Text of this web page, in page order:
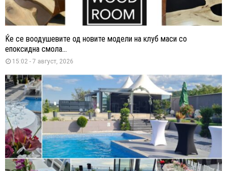
Ќе се воодушевите од новите модели на клуб маси со
епоксидна смола...
15:02 - 7 август, 2026